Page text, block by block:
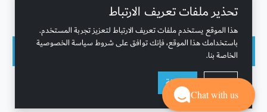
تحذير ملفات تعريف الارتباط
هذا الموقع يستخدم ملفات تعريف الارتباط لتعزيز تجربة المستخدم.
باستخدامك هذا الموقع، فإنك توافق على شروط سياسة الخصوصية
الخاصة بنا.
رفض موافقة
تواصل معنا
حقوق النشر محفوظة © جامعة عجمان 2001 - 2026
التحديث الأخير - أغسطس 10, 2026Chat with us